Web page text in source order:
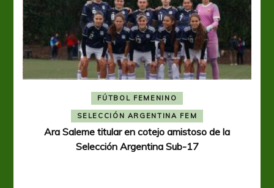
FÚTBOL FEMENINO
SELECCIÓN ARGENTINA FEM
Ara Saleme titular en cotejo amistoso de la
Selección Argentina Sub-17